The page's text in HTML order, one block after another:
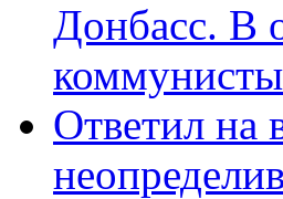
Донбасс. В
Ответил на